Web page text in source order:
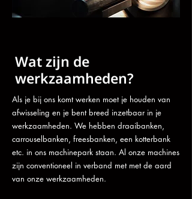
Wat zijn de
werkzaamheden?
Als je bij ons komt werken moet je houden van
afwisseling en je bent breed inzetbaar in je
werkzaamheden. We hebben draaibanken,
carrouselbanken, freesbanken, een kotterbank
etc. in ons machinepark staan. Al onze machines
zijn conventioneel in verband met met de aard
van onze werkzaamheden.